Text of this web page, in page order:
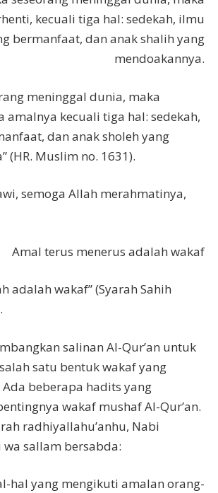
kecuali tiga hal: sedekah, ilmu
bermanfaat, dan anak shalih yang
mendoakannya.
meninggal dunia, maka
amalnya kecuali tiga hal: sedekah,
dan anak sholeh yang
(HR. Muslim no. 1631).
semoga Allah merahmatinya,
Amal terus menerus adalah wakaf
adalah wakaf” (Syarah Sahih
salinan Al-Qur’an untuk
satu bentuk wakaf yang
beberapa hadits yang
wakaf mushaf Al-Qur’an.
radhiyallahu’anhu, Nabi
wa sallam bersabda:
hal yang mengikuti amalan orang-